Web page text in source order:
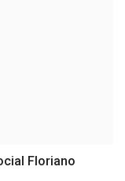
Floriano